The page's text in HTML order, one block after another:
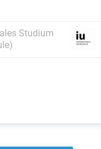
Studium